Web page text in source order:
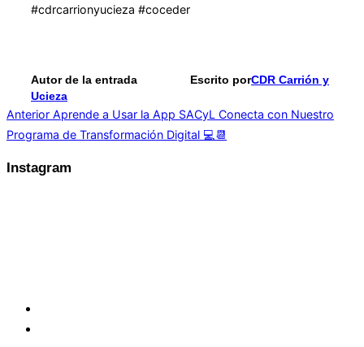
#cdrcarrionyucieza #coceder
Autor de la entrada Escrito porCDR Carrión y
Ucieza
Navegación
de
entradas
Anterior
Anterior Aprende a Usar la App SACyL Conecta con Nuestro
Programa de Transformación Digital 💻📆
Instagram